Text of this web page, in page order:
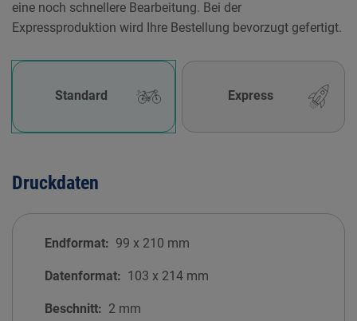
eine noch schnellere Bearbeitung. Bei der
Expressproduktion wird Ihre Bestellung bevorzugt gefertigt.
Standard Express
Druckdaten
Endformat: 99 x 210 mm
Datenformat: 103 x 214 mm
Beschnitt: 2 mm